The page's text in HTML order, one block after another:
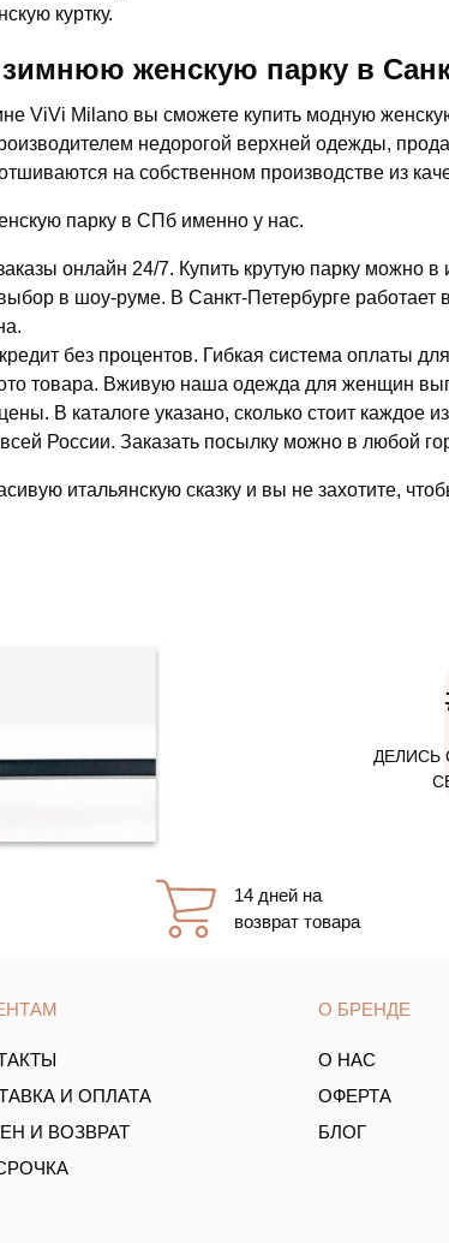
куртку.
зимнюю женскую парку в
ViVi Milano вы сможете купить модную
недорогой верхней одежды,
на собственном производстве из
парку в СПб именно у нас.
онлайн 24/7. Купить крутую парку можно в
в шоу-руме. В Санкт-Петербурге
без процентов. Гибкая система оплаты
товара. Вживую наша одежда для женщин
В каталоге указано, сколько стоит каждое
России. Заказать посылку можно в любой
итальянскую сказку и вы не захотите,
ДЕЛИСЬ
14 дней на
возврат товара
И ОПЛАТА
И ВОЗВРАТ
О БРЕНДЕ
О НАС
ОФЕРТА
БЛОГ